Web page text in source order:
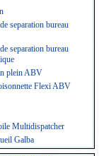
separation bureau
separation bureau
plein ABV
Flexi ABV
Multidispatcher
Galba